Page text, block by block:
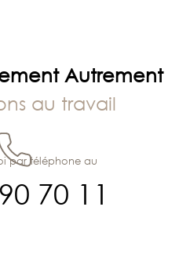
Autrement
au travail
70 11
par téléphone au